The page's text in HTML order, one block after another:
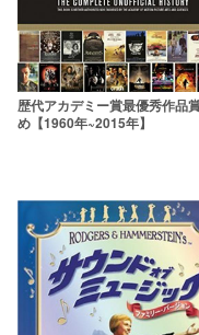
歴代アカデミー賞最優秀作品
め【1960年~2015年】